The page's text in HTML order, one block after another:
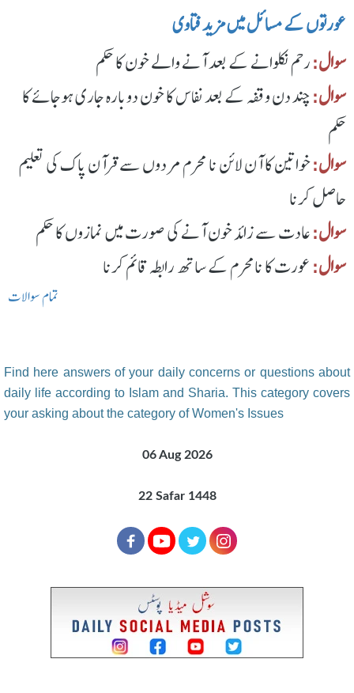
عورتوں کے مسائل میں مزید فتاوی
سوال:رحم نکلوانے کے بعد آنے والے خون کا حکم
سوال:چند دن وقفہ کے بعد نفاس کا خون دوبارہ جاری ہوجائے کا
حکم
سوال:خواتین کا آن لائن نا محرم مردوں سے قرآن پاک کی تعلیم
حاصل کرنا
سوال:عادت سے زائد خون آنے کی صورت میں نمازوں کا حکم
سوال:عورت کا نامحرم کے ساتھ رابطہ قائم کرنا
تمام سوالات
Find here answers of your daily concerns or questions about
daily life according to Islam and Sharia. This category covers
your asking about the category of Women's Issues
06 Aug 2026
22 Safar 1448